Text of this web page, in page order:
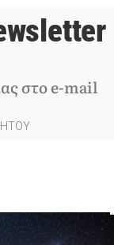
στο e-mail